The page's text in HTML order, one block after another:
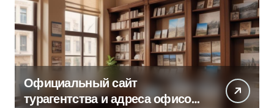
Официальный сайт
турагентства и адреса офисов